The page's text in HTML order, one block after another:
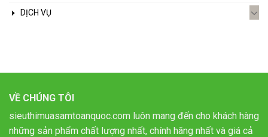
DỊCH VỤ
VỀ CHÚNG TÔI
sieuthimuasamtoanquoc.com luôn mang đến cho khách hàng
những sản phẩm chất lượng nhất, chính hãng nhất và giá cả